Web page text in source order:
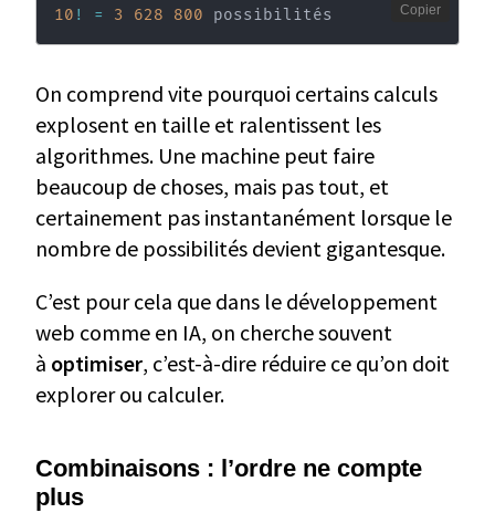
10 ! = 3 628 800 possibilités Copier
On comprend vite pourquoi certains calculs
explosent en taille et ralentissent les
algorithmes. Une machine peut faire
beaucoup de choses, mais pas tout, et
certainement pas instantanément lorsque le
nombre de possibilités devient gigantesque.
C’est pour cela que dans le développement
web comme en IA, on cherche souvent
à optimiser, c’est-à-dire réduire ce qu’on doit
explorer ou calculer.
Combinaisons : l’ordre ne compte
plus